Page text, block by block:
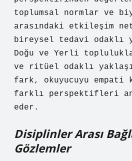
toplumsal normlar ve
arasındaki etkileşim
bireysel tedavi odaklı
Doğu ve Yerli
ve ritüel odaklı
fark, okuyucuyu empati
farklı perspektifleri
eder.
Disiplinler Arası
Gözlemler